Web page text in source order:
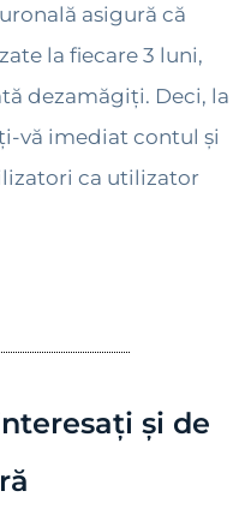
asigură că
la fiecare 3 luni,
dezamăgiți. Deci, la
vă imediat contul și
ca utilizator
și de